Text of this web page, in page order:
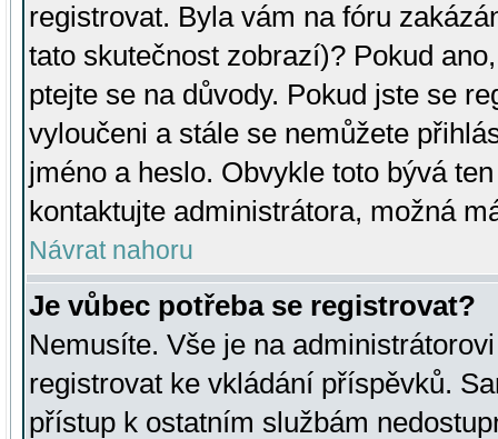
registrovat. Byla vám na fóru
tato skutečnost zobrazí)? Pokud
ptejte se na důvody. Pokud jste se
vyloučeni a stále se nemůžete
jméno a heslo. Obvykle toto bývá
kontaktujte administrátora, možná
Návrat nahoru
Je vůbec potřeba se registrovat?
Nemusíte. Vše je na
registrovat ke vkládání příspěvků.
přístup k ostatním službám